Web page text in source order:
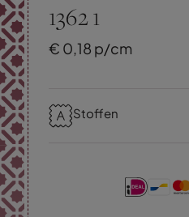
1362 1
€ 0,18 p/cm
Stoffen